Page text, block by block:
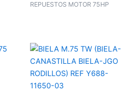
REPUESTOS MOTOR 75HP